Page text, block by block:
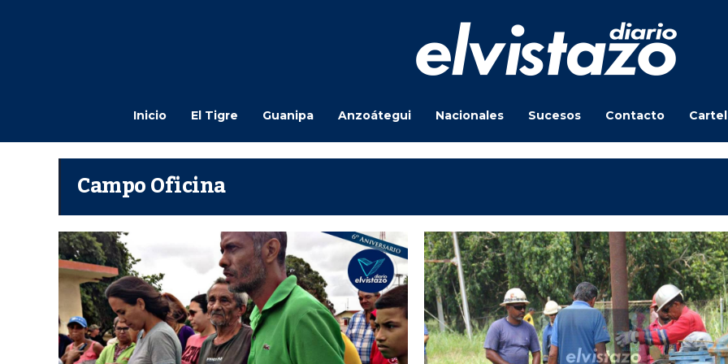
Inicio El Tigre Guanipa Anzoátegui Nacionales Sucesos Contacto
Campo Oficina